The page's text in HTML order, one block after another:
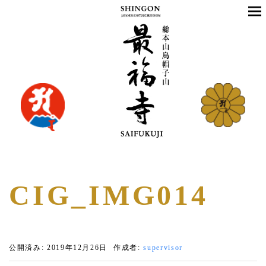
CIG_IMG014
公開済み: 2019年12月26日 作成者:supervisor